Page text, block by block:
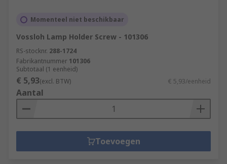
Momenteel niet beschikbaar
Vossloh Lamp Holder Screw - 101306
RS-stocknr. 288-1724
Fabrikantnummer 101306
Subtotaal (1 eenheid)
€ 5,93(excl. BTW) € 5,93/eenheid
Aantal
Toevoegen